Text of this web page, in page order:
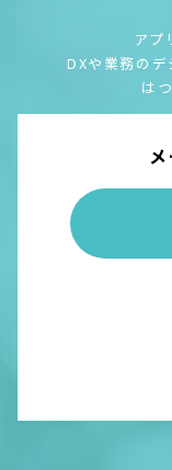
アプ
DXや業務のデ
は